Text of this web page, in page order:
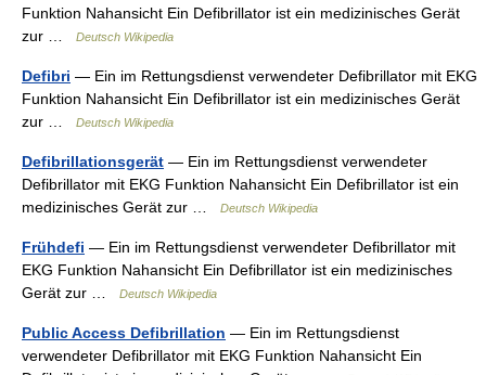
Funktion Nahansicht Ein Defibrillator ist ein medizinisches Gerät
zur …
Deutsch Wikipedia
Defibri — Ein im Rettungsdienst verwendeter Defibrillator mit EKG
Funktion Nahansicht Ein Defibrillator ist ein medizinisches Gerät
zur …
Deutsch Wikipedia
Defibrillationsgerät — Ein im Rettungsdienst verwendeter
Defibrillator mit EKG Funktion Nahansicht Ein Defibrillator ist ein
medizinisches Gerät zur …
Deutsch Wikipedia
Frühdefi — Ein im Rettungsdienst verwendeter Defibrillator mit
EKG Funktion Nahansicht Ein Defibrillator ist ein medizinisches
Gerät zur …
Deutsch Wikipedia
Public Access Defibrillation — Ein im Rettungsdienst
verwendeter Defibrillator mit EKG Funktion Nahansicht Ein